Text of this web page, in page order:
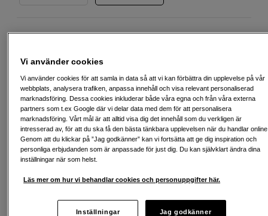
Antal
Delbetala från 75 SEK/mån via
Exempel: 48 mån, 75 SEK/mån, totalt 4 179 SEK, effektiv ränta 10,45 %
Startavgift 579 SEK, aviavgift 45 SEK/mån tillkommer
bostad, teckna abonnemang och få nya lån. För stöd, vänd dig till budget-
konsumentverket.se (öppnas i ny flik)
Vi använder cookies
Vi använder cookies för att samla in data så att vi kan förbättra din upplevelse på vår
webbplats, analysera trafiken, anpassa innehåll och visa relevant personaliserad
marknadsföring. Dessa cookies inkluderar både våra egna och från våra externa
partners som t.ex Google där vi delar data med dem för att personalisera
marknadsföring. Vårt mål är att alltid visa dig det innehåll som du verkligen är
intresserad av, för att du ska få den bästa tänkbara upplevelsen när du handlar
Genom att du klickar på ”Jag godkänner” kan vi fortsätta att ge dig inspiration och
personliga erbjudanden som är anpassade för just dig. Du kan självklart ändra dina
inställningar när som helst.
Läs mer om hur vi behandlar cookies och personuppgifter här.
Inställningar Jag godkänner